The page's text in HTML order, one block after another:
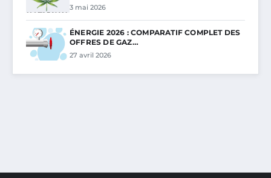
3 mai 2026
ÉNERGIE 2026 : COMPARATIF COMPLET DES
OFFRES DE GAZ…
27 avril 2026